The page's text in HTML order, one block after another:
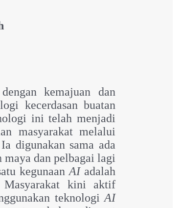
kemajuan dan
kecerdasan buatan
ini telah menjadi
masyarakat melalui
digunakan sama ada
maya dan pelbagai lagi
kegunaanAIadalah
Masyarakat kini aktif
teknologiAI